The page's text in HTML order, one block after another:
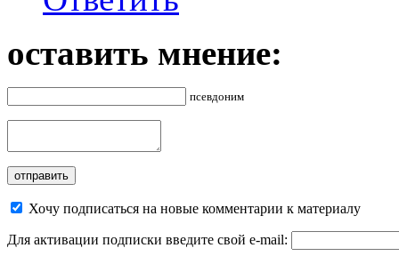
оставить мнение:
псевдоним
Хочу подписаться на новые комментарии к материалу
Для активации подписки введите свой e-mail: